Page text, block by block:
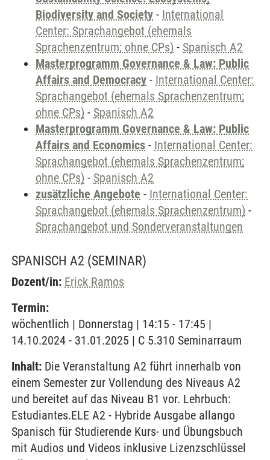
Biodiversity and Society - International
Center: Sprachangebot (ehemals
Sprachenzentrum; ohne CPs) - Spanisch A2
Masterprogramm Governance & Law: Public
Affairs and Democracy - International Center:
Sprachangebot (ehemals Sprachenzentrum;
ohne CPs) - Spanisch A2
Masterprogramm Governance & Law: Public
Affairs and Economics - International Center:
Sprachangebot (ehemals Sprachenzentrum;
ohne CPs) - Spanisch A2
zusätzliche Angebote - International Center:
Sprachangebot (ehemals Sprachenzentrum) -
Sprachangebot und Sonderveranstaltungen
SPANISCH A2 (SEMINAR)
Dozent/in: Erick Ramos
Termin:
wöchentlich | Donnerstag | 14:15 - 17:45 |
14.10.2024 - 31.01.2025 | C 5.310 Seminarraum
Inhalt: Die Veranstaltung A2 führt innerhalb von
einem Semester zur Vollendung des Niveaus A2
und bereitet auf das Niveau B1 vor. Lehrbuch:
Estudiantes.ELE A2 - Hybride Ausgabe allango
Spanisch für Studierende Kurs- und Übungsbuch
mit Audios und Videos inklusive Lizenzschlüssel